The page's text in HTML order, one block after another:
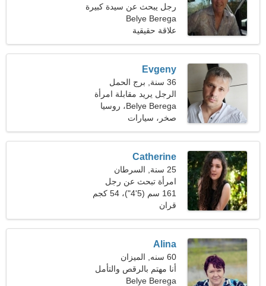
رجل يبحث عن سيدة كبيرة
46-53
Belye Berega
علاقة حقيقية
Evgeny
36 سنة, برج الحمل
الرجل يريد مقابلة امرأة
Belye Berega، روسيا
صخر، سيارات
Catherine
25 سنة, السرطان
امرأة تبحث عن رجل
161 سم (5'4")، 54 كجم
(119 رطلا)
قران
Alina
60 سنه, الميزان
أنا مهتم بالرقص والتأمل
Belye Berega